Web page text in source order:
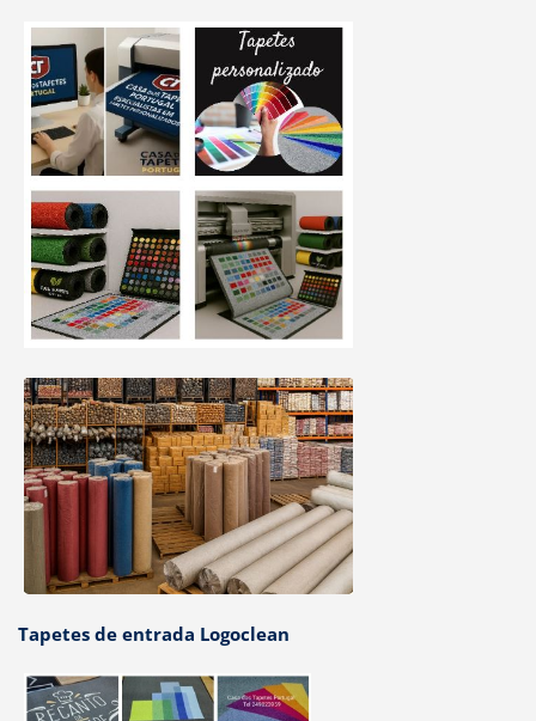
Tapetes de entrada Logoclean